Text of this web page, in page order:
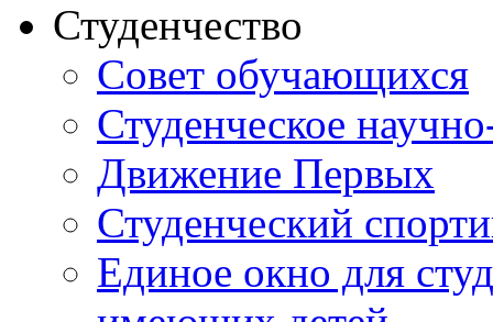
Студенчество
Совет обучающихся
Студенческое
Движение Первых
Студенческий
Единое окно для